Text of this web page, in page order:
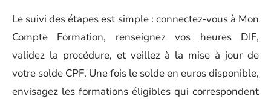
Le suivi des étapes est simple : connectez-vous à Mon
Compte Formation, renseignez vos heures DIF,
validez la procédure, et veillez à la mise à jour de
votre solde CPF. Une fois le solde en euros disponible,
envisagez les formations éligibles qui correspondent